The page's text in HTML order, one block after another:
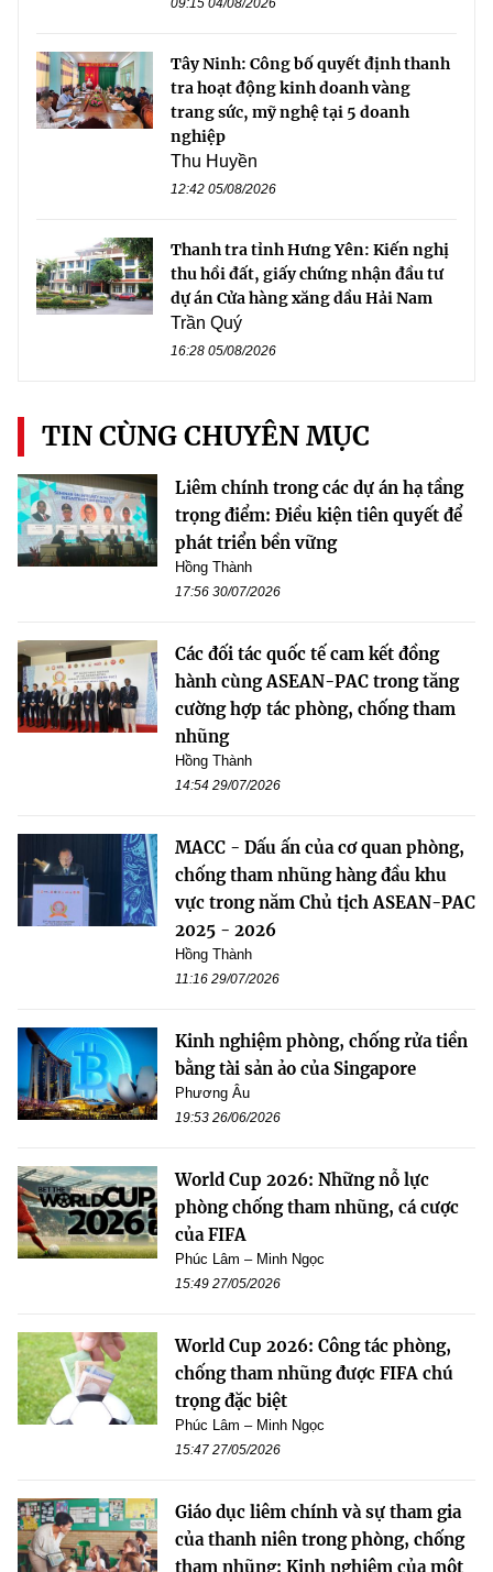
Tây Ninh: Công bố quyết định thanh
tra hoạt động kinh doanh vàng
trang sức, mỹ nghệ tại 5 doanh
nghiệp
Thu Huyền
12:42 05/08/2026
Thanh tra tỉnh Hưng Yên: Kiến nghị
thu hồi đất, giấy chứng nhận đầu tư
dự án Cửa hàng xăng dầu Hải Nam
Trần Quý
16:28 05/08/2026
TIN CÙNG CHUYÊN MỤC
Liêm chính trong các dự án hạ tầng
trọng điểm: Điều kiện tiên quyết để
phát triển bền vững
Hồng Thành
17:56 30/07/2026
Các đối tác quốc tế cam kết đồng
hành cùng ASEAN-PAC trong tăng
cường hợp tác phòng, chống tham
nhũng
Hồng Thành
14:54 29/07/2026
MACC - Dấu ấn của cơ quan phòng,
chống tham nhũng hàng đầu khu
vực trong năm Chủ tịch ASEAN-PAC
2025 - 2026
Hồng Thành
11:16 29/07/2026
Kinh nghiệm phòng, chống rửa tiền
bằng tài sản ảo của Singapore
Phương Âu
19:53 26/06/2026
World Cup 2026: Những nỗ lực
phòng chống tham nhũng, cá cược
của FIFA
Phúc Lâm – Minh Ngọc
15:49 27/05/2026
World Cup 2026: Công tác phòng,
chống tham nhũng được FIFA chú
trọng đặc biệt
Phúc Lâm – Minh Ngọc
15:47 27/05/2026
Giáo dục liêm chính và sự tham gia
của thanh niên trong phòng, chống
tham nhũng: Kinh nghiệm của một